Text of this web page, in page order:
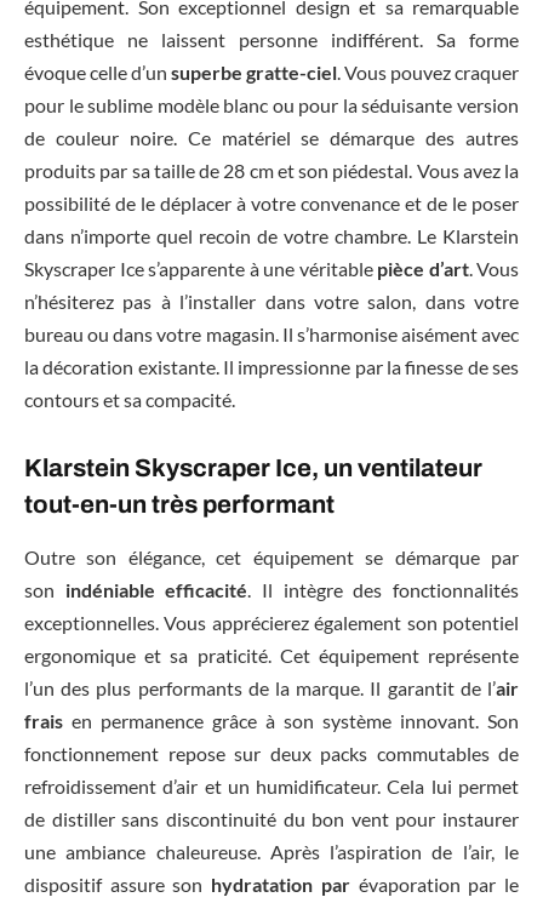
équipement. Son exceptionnel design et sa remarquable
esthétique ne laissent personne indifférent. Sa forme
évoque celle d’un superbe gratte-ciel. Vous pouvez craquer
pour le sublime modèle blanc ou pour la séduisante version
de couleur noire. Ce matériel se démarque des autres
produits par sa taille de 28 cm et son piédestal. Vous avez la
possibilité de le déplacer à votre convenance et de le poser
dans n’importe quel recoin de votre chambre. Le Klarstein
Skyscraper Ice s’apparente à une véritable pièce d’art. Vous
n’hésiterez pas à l’installer dans votre salon, dans votre
bureau ou dans votre magasin. Il s’harmonise aisément avec
la décoration existante. Il impressionne par la finesse de ses
contours et sa compacité.
Klarstein Skyscraper Ice, un ventilateur
tout-en-un très performant
Outre son élégance, cet équipement se démarque par
son indéniable efficacité. Il intègre des fonctionnalités
exceptionnelles. Vous apprécierez également son potentiel
ergonomique et sa praticité. Cet équipement représente
l’un des plus performants de la marque. Il garantit de l’air
frais en permanence grâce à son système innovant. Son
fonctionnement repose sur deux packs commutables de
refroidissement d’air et un humidificateur. Cela lui permet
de distiller sans discontinuité du bon vent pour instaurer
une ambiance chaleureuse. Après l’aspiration de l’air, le
dispositif assure son hydratation parévaporation par le